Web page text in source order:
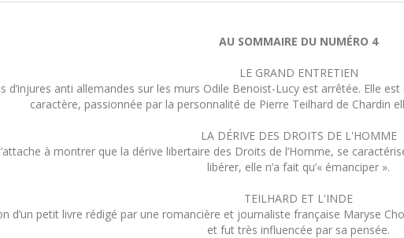
AU SOMMAIRE DU NUMÉRO 4
LE GRAND ENTRETIEN
d’injures anti allemandes sur les murs Odile Benoist-Lucy est arrêtée. Elle
caractère, passionnée par la personnalité de Pierre Teilhard de Chardin
LA DÉRIVE DES DROITS DE L'HOMME
à montrer que la dérive libertaire des Droits de l’Homme, se
libérer, elle n’a fait qu’« émanciper ».
TEILHARD ET L'INDE
d’un petit livre rédigé par une romancière et journaliste française Maryse
et fut très influencée par sa pensée.